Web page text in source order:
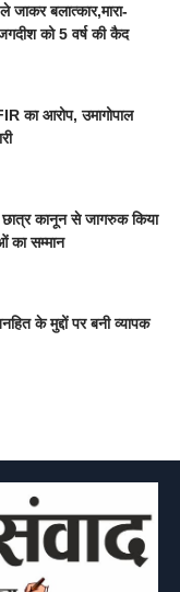
बलात्कार,मारा-
को 5 वर्ष की कैद
का आरोप, उमागोपाल
छात्र कानून से जागरुक किया
का सम्मान
के मुद्दों पर बनी व्यापक